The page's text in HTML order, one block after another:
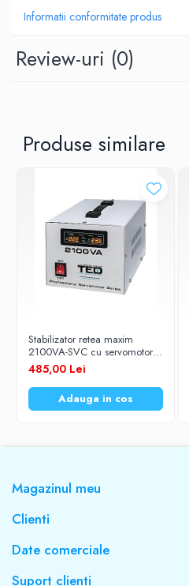
Informatii conformitate produs
Review-uri (0)
Produse similare
Stabilizator retea maxim
2100VA-SVC cu servomotor
TED2100SVC TED Electric
485,00 Lei
Adauga in cos
Magazinul meu
Clienti
Date comerciale
Suport clienti